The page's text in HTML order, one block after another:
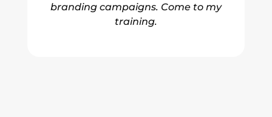
branding campaigns. Come to my
training.